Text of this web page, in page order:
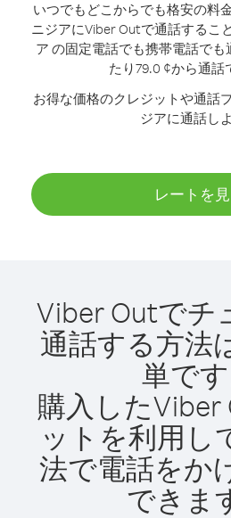
いつでもどこからでも格安の料
ニジアにViber Outで通話するこ
ア の固定電話でも携帯電話でも
たり79.0 ¢から通話
お得な価格のクレジットや通話
ジアに通話し
レートを
Viber Outでチ
通話する方法
単です
購入したViber
ットを利用し
法で電話をか
できま